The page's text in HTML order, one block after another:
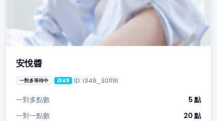
安悅醬
一對多等待中 i349 ID: i349_301116
一對多點數
5 點
一對一點數
20 點